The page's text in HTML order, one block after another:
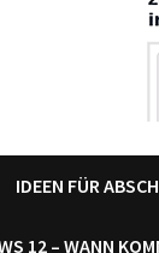
IDEEN FÜR
12 – WANN